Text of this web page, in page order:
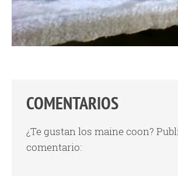
COMENTARIOS
¿Te gustan los maine coon?
comentario: